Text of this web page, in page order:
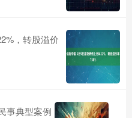
，转股溢价
事典型案例